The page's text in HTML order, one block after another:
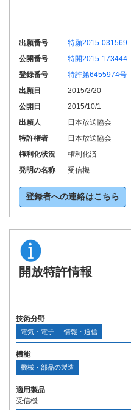
出願番号
特願2015-031569
公開番号
特開2015-173444
登録番号
特許第6455974号
出願日
2015/2/20
公開日
2015/10/1
出願人
日本放送協会
特許権者
日本放送協会
権利化状況
権利化済
発明の名称
受信機
登録者への連絡はこちら
開放特許情報
技術分野
電気・電子 情報・通信
機能
機械・部品の製造
適用製品
受信機